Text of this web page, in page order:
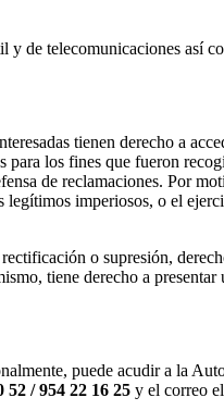
de telecomunicaciones así
tienen derecho a
los fines que fueron
de reclamaciones. Por
imperiosos, o el
o supresión,
tiene derecho a
puede acudir a la
52 / 954 22 16 25 y el correo